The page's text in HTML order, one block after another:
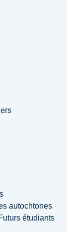
autochtones
étudiants